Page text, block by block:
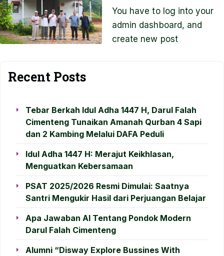
You have to log into your
admin dashboard, and
create new post
Recent Posts
Tebar Berkah Idul Adha 1447 H, Darul Falah
Cimenteng Tunaikan Amanah Qurban 4 Sapi
dan 2 Kambing Melalui DAFA Peduli
Idul Adha 1447 H: Merajut Keikhlasan,
Menguatkan Kebersamaan
PSAT 2025/2026 Resmi Dimulai: Saatnya
Santri Mengukir Hasil dari Perjuangan Belajar
Apa Jawaban AI Tentang Pondok Modern
Darul Falah Cimenteng
Alumni “Disway Explore Bussines With